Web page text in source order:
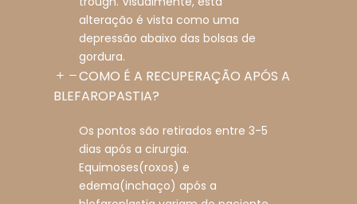
alteração é vista como uma
depressão abaixo das bolsas de
gordura.
COMO É A RECUPERAÇÃO APÓS A
BLEFAROPASTIA?
Os pontos são retirados entre 3-5
dias após a cirurgia.
Equimoses(roxos) e
edema(inchaço) após a